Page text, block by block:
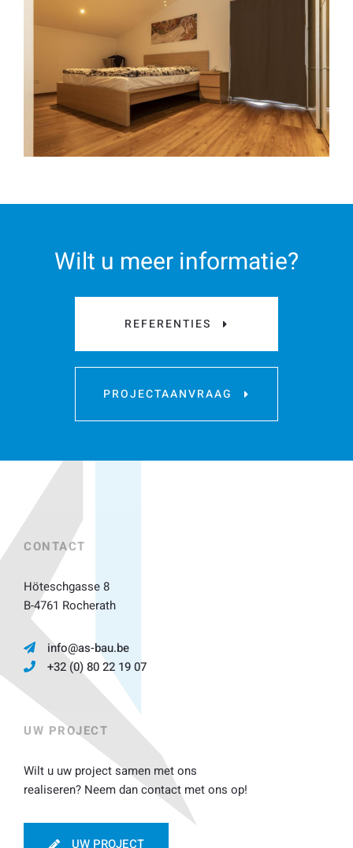
Wilt u meer informatie?
REFERENTIES
PROJECTAANVRAAG
CONTACT
Höteschgasse 8
B-4761 Rocherath
info@as-bau.be
+32 (0) 80 22 19 07
UW PROJECT
Wilt u uw project samen met ons
realiseren? Neem dan contact met ons op!
UW PROJECT